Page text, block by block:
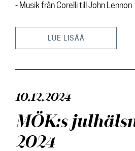
- Musik från Corelli till John Lennon
LUE LISÄÄ
10.12.2024
MÖK:s
2024